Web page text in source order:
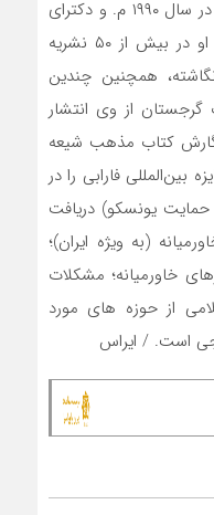
سانیکیدزه مدرک کارشناسی خود را در سال ۱۹۹۰ م. و دکترای
خود را در سال ۲۰۰۱ دریافت نمود. او در بیش از ۵۰ نشریه
در ۹ کشور) نگاشته، همچنین چندین
از وی انتشار
در سال ۲۰۱۲ برای نگارش کتاب مذهب شیعه
بین‌المللی فارابی را در
حمایت یونسکو) دریافت
(به ویژه ایران)؛
خاورمیانه؛ مشکلات
از حوزه های مورد
است. / ایراس